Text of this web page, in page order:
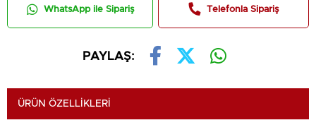
WhatsApp ile Sipariş Telefonla Sipariş
PAYLAŞ:
ÜRÜN ÖZELLIKLERI